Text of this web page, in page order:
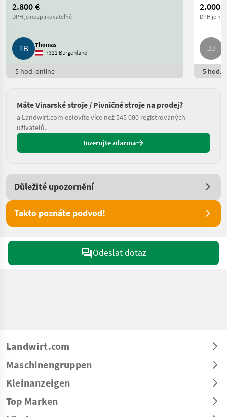
2.800 €
DPH je neaplikovateľné
Thomas
7311 Burgenland
5 hod. online
2.000 €
DPH je
5 hod.
Máte Vinarské stroje / Pivničné stroje na prodej?
a Landwirt.com oslovíte více než 545 000 registrovaných
uživatelů.
Inzerujte zdarma
Důležité upozornění
Takto poznáte podvod!
Odeslat dotaz
Landwirt.com
Maschinengruppen
Kleinanzeigen
Top Marken